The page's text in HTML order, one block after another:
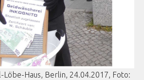
Löbe-Haus, Berlin, 24.04.2017, Foto